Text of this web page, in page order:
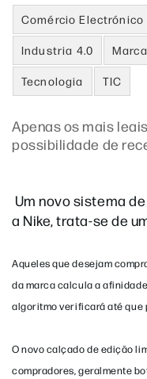
Comércio Electrónico
Industria 4.0
Tecnologia TIC
Apenas os mais
possibilidade de
Um novo sistema
a Nike, trata-se de
Aqueles que desejam
da marca calcula a
algoritmo verificará até que
O novo calçado de edição
compradores, geralmente